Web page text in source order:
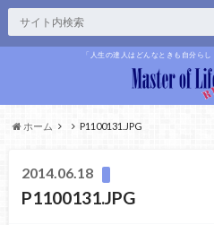
「人生の達人はどんなときも自分ら
ホーム P1100131.JPG
2014.06.18
P1100131.JPG